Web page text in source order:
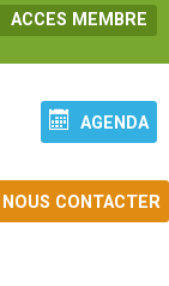
ACCES MEMBRE
AGENDA
NOUS CONTACTER